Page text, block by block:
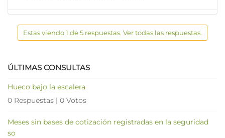
Estas viendo 1 de 5 respuestas. Ver todas las respuestas.
ÚLTIMAS CONSULTAS
Hueco bajo la escalera
0 Respuestas | 0 Votos
Meses sin bases de cotización registradas en la seguridad
so